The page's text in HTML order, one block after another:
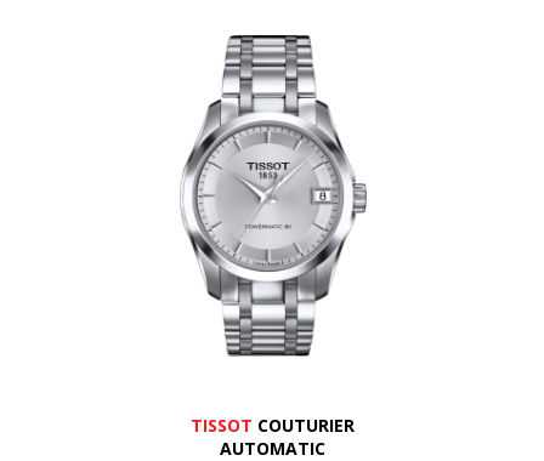
TISSOT COUTURIER
AUTOMATIC